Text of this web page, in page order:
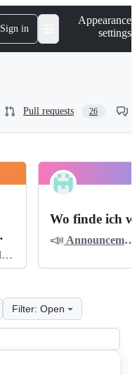
Sign in
Appearance
settings
Pull requests 26
openWB Admin
Wo finde ich
📣 Announcements
Filter: Open